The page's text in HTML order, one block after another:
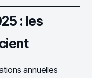
: les
annuelles